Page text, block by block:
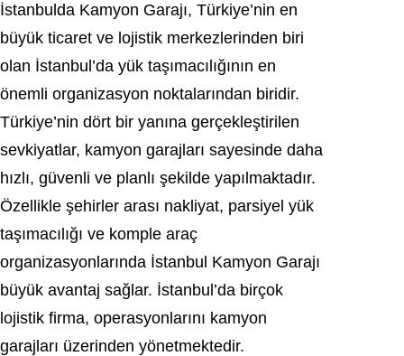
İstanbulda Kamyon Garajı, Türkiye’nin en
büyük ticaret ve lojistik merkezlerinden biri
olan İstanbul’da yük taşımacılığının en
önemli organizasyon noktalarından biridir.
Türkiye’nin dört bir yanına gerçekleştirilen
sevkiyatlar, kamyon garajları sayesinde daha
hızlı, güvenli ve planlı şekilde yapılmaktadır.
Özellikle şehirler arası nakliyat, parsiyel yük
taşımacılığı ve komple araç
organizasyonlarında İstanbul Kamyon Garajı
büyük avantaj sağlar. İstanbul’da birçok
lojistik firma, operasyonlarını kamyon
garajları üzerinden yönetmektedir.